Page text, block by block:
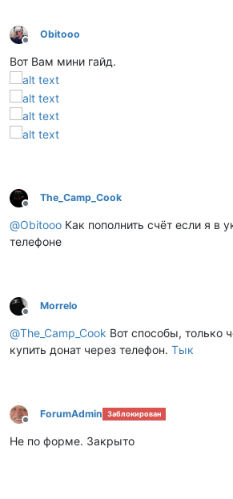
Не в сети
Obitooo
Вот Вам мини гайд.
Не в сети
The_Camp_Cook
@Obitooo Как пополнить счёт если я в
телефоне
Не в сети
Morrelo
@The_Camp_Cook Вот способы, только
купить донат через телефон. Тык
Не в сети
ForumAdmin Заблокирован
Не по форме. Закрыто